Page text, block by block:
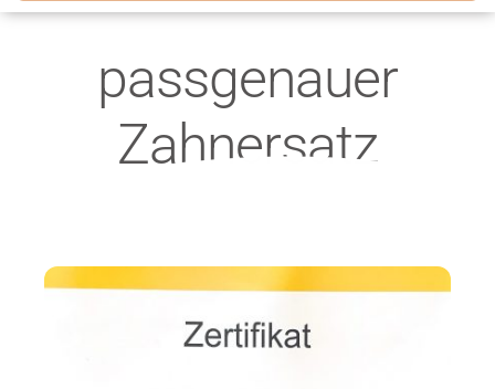
LEISTUNGEN
SERVICES
ÜBER UNS
passgenauer
Zahnersatz